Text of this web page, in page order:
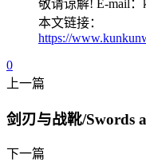
敬请谅解! E-mail：
本文链接：
https://
0
上一篇
剑刃与战靴/Swords
下一篇